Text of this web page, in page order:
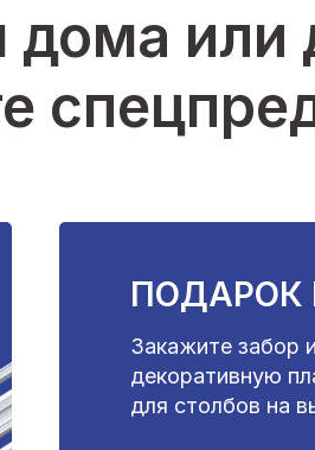
дома или
ПОДАРОК
Закажите забор
декоративную
для столбов на